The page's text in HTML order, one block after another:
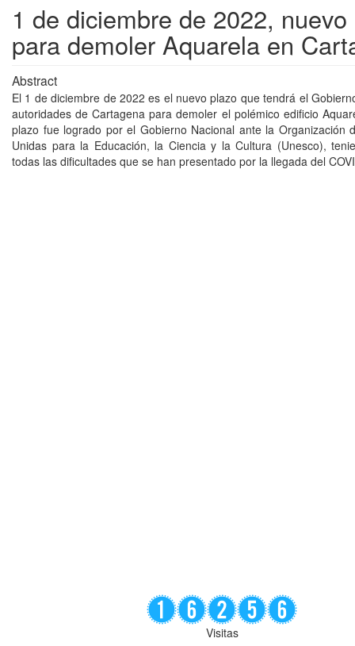
1 de diciembre de 2022,
para demoler Aquarela en
Abstract
El 1 de diciembre de 2022 es el nuevo plazo que tendrá el
autoridades de Cartagena para demoler el polémico edificio
plazo fue logrado por el Gobierno Nacional ante la Organización
Unidas para la Educación, la Ciencia y la Cultura (Unesco),
todas las dificultades que se han presentado por la llegada del
Visitas